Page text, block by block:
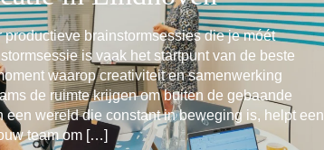
productieve brainstormsessies die je móét
is vaak het startpunt van de beste
waarop creativiteit en samenwerking
de ruimte krijgen om buiten de gebaande
een wereld die constant in beweging is, helpt een
team om […]